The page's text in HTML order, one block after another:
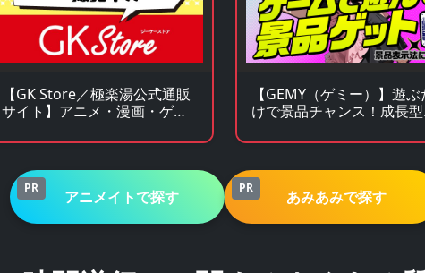
【GK Store／極楽湯公式通販
サイト】アニメ・漫画・ゲー
【GEMY（ゲミー）】遊ぶ
けで景品チャンス！成長
PR アニメイトで探す PR あみあみで探す